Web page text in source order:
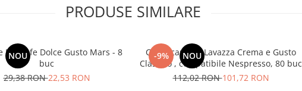
PRODUSE SIMILARE
NOU
Nescafe Dolce Gusto Mars - 8
buc
29,38 RON22,53 RON
-9% NOU
Cafea capsule Lavazza Crema e Gusto
Classico , compatibile Nespresso, 80 buc
112,02 RON101,72 RON